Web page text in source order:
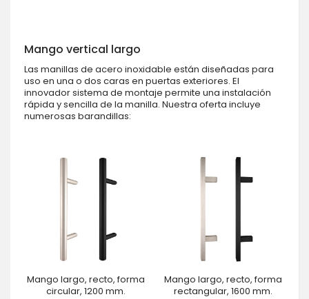
Mango vertical largo
Las manillas de acero inoxidable están diseñadas para
uso en una o dos caras en puertas exteriores. El
innovador sistema de montaje permite una instalación
rápida y sencilla de la manilla. Nuestra oferta incluye
numerosas barandillas:
Mango largo, recto, forma
circular, 1200 mm.
Mango largo, recto, forma
rectangular, 1600 mm.